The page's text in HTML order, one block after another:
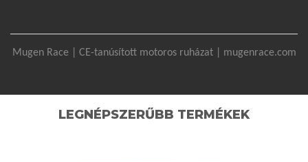
Mugen Race | CE-tanúsított motoros ruházat | mugenrace.com
LEGNÉPSZERŰBB TERMÉKEK